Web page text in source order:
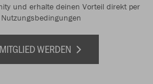
und erhalte deinen Vorteil direkt per
Nutzungsbedingungen
WERDEN